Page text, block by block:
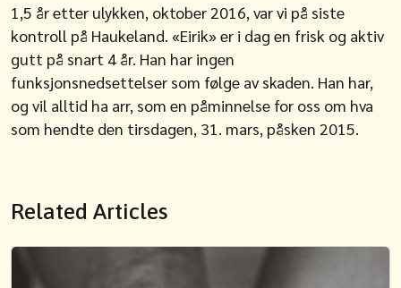
1,5 år etter ulykken, oktober 2016, var vi på siste
kontroll på Haukeland. «Eirik» er i dag en frisk og aktiv
gutt på snart 4 år. Han har ingen
funksjonsnedsettelser som følge av skaden. Han har,
og vil alltid ha arr, som en påminnelse for oss om hva
som hendte den tirsdagen, 31. mars, påsken 2015.
Related Articles